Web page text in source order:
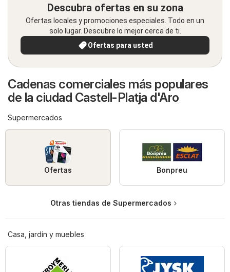
Descubra ofertas en su zona
Ofertas locales y promociones especiales. Todo en un
solo lugar. Descubre lo mejor cerca de ti.
Ofertas para usted
Cadenas comerciales más populares
de la ciudad Castell-Platja d'Aro
Supermercados
Ofertas Bonpreu
Otras tiendas de Supermercados
Casa, jardín y muebles